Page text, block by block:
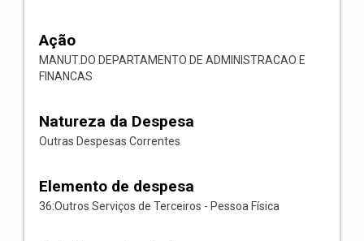
Ação
MANUT.DO DEPARTAMENTO DE ADMINISTRACAO E
FINANCAS
Natureza da Despesa
Outras Despesas Correntes
Elemento de despesa
36:Outros Serviços de Terceiros - Pessoa Física